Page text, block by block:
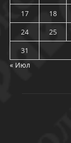
17
18
24
25
31
« Июл